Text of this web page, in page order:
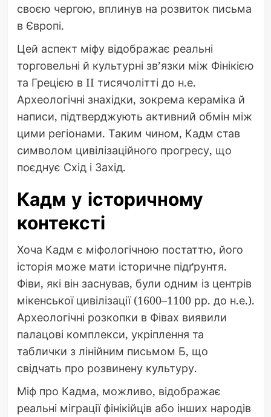
своєю чергою, вплинув на розвиток письма
в Європі.
Цей аспект міфу відображає реальні
торговельні й культурні зв’язки між Фінікією
та Грецією в II тисячолітті до н.е.
Археологічні знахідки, зокрема кераміка й
написи, підтверджують активний обмін між
цими регіонами. Таким чином, Кадм став
символом цивілізаційного прогресу, що
поєднує Схід і Захід.
Кадм у історичному
контексті
Хоча Кадм є міфологічною постаттю, його
історія може мати історичне підґрунтя.
Фіви, які він заснував, були одним із центрів
мікенської цивілізації (1600–1100 рр. до н.е.).
Археологічні розкопки в Фівах виявили
палацові комплекси, укріплення та
таблички з лінійним письмом Б, що
свідчать про розвинену культуру.
Міф про Кадма, можливо, відображає
реальні міграції фінікійців або інших народів